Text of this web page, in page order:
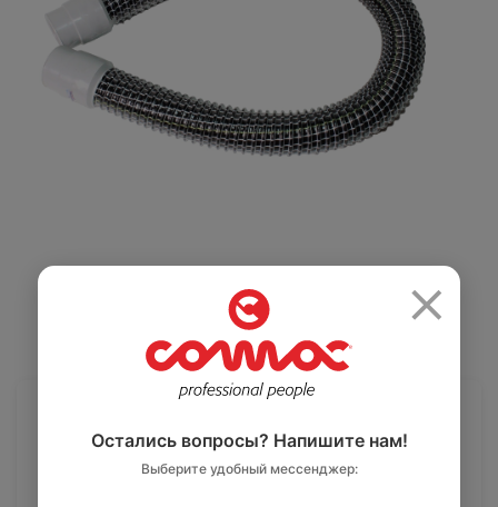
2 908 ₽
Ремесленное
Автомобильная
промышленность
Транспорт
×
Остались вопросы? Напишите нам!
Выберите удобный мессенджер: